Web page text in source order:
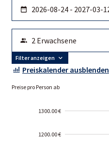
Filter anzeigen
Preiskalender ausblenden
Preise pro Person ab
1300.00 €
1200.00 €